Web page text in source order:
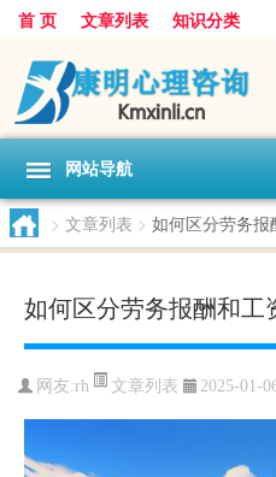
首 页 文章列表 知识分类
网站导航
> 文章列表 > 如何区分劳务报
如何区分劳务报酬和工
网友:rh 文章列表 2025-01-